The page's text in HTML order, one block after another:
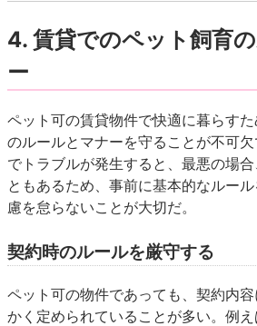
4. 賃貸でのペット飼育
ー
ペット可の賃貸物件で快適に暮らす
のルールとマナーを守ることが不可
でトラブルが発生すると、最悪の場
ともあるため、事前に基本的なルー
慮を怠らないことが大切だ。
契約時のルールを厳守する
ペット可の物件であっても、契約内
かく定められていることが多い。例